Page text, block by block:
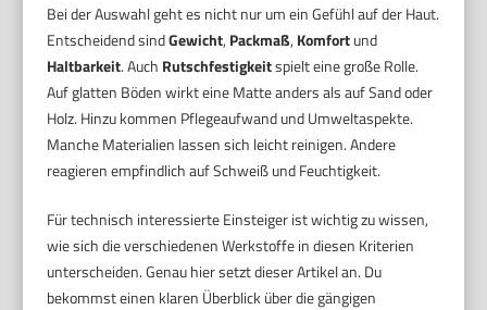
Bei der Auswahl geht es nicht nur um ein Gefühl auf der Haut.
Entscheidend sindGewicht, Packmaß, Komfortund
Haltbarkeit. Auch Rutschfestigkeitspielt eine große Rolle.
Auf glatten Böden wirkt eine Matte anders als auf Sand oder
Holz. Hinzu kommen Pflegeaufwand und Umweltaspekte.
Manche Materialien lassen sich leicht reinigen. Andere
reagieren empfindlich auf Schweiß und Feuchtigkeit.
Für technisch interessierte Einsteiger ist wichtig zu wissen,
wie sich die verschiedenen Werkstoffe in diesen Kriterien
unterscheiden. Genau hier setzt dieser Artikel an. Du
bekommst einen klaren Überblick über die gängigen